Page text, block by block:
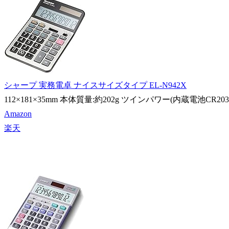
シャープ 実務電卓 ナイスサイズタイプ EL-N942X
112×181×35mm 本体質量:約202g ツインパワー(内蔵電池
Amazon
楽天